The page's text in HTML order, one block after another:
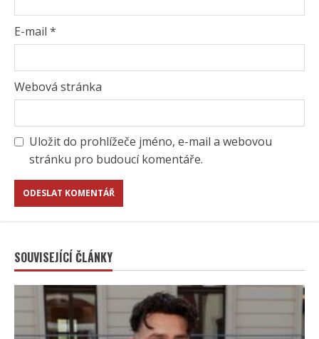
E-mail *
Webová stránka
Uložit do prohlížeče jméno, e-mail a webovou
stránku pro budoucí komentáře.
SOUVISEJÍCÍ ČLÁNKY